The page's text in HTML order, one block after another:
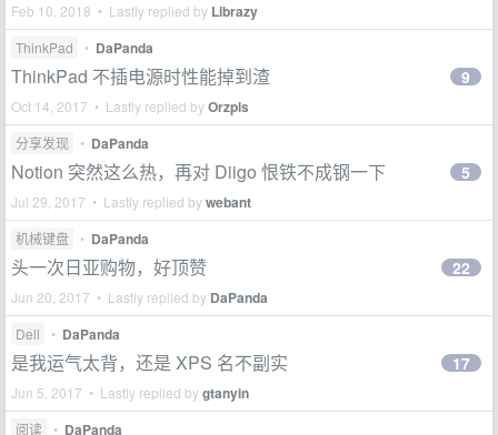
Feb 10, 2018 • Lastly replied by Librazy
ThinkPad • DaPanda
ThinkPad 不插电源时性能掉到渣
Oct 14, 2017 • Lastly replied byOrzpls
9
分享发现 • DaPanda
Notion 突然这么热，再对 Diigo 恨铁不成钢一下
Jul 29, 2017 • Lastly replied bywebant
5
机械键盘 • DaPanda
头一次日亚购物，好顶赞
Jun 20, 2017 • Lastly replied by DaPanda
22
Dell • DaPanda
是我运气太背，还是 XPS 名不副实
Jun 5, 2017 • Lastly replied bygtanyin
17
阅读 • DaPanda